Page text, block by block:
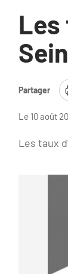
Les
Partager
Le 10 août
Les taux